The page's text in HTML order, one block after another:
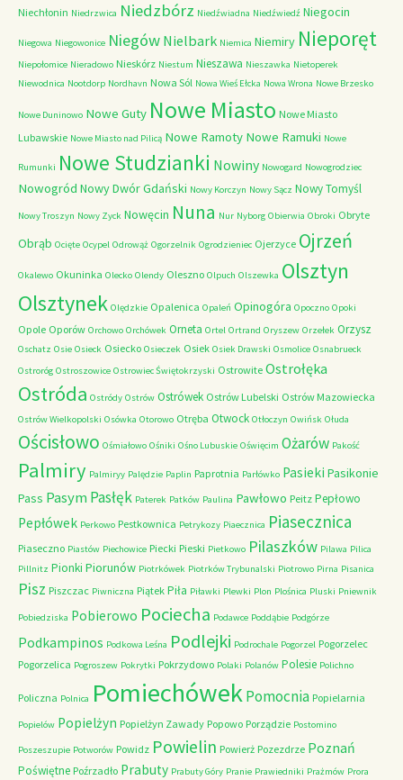
Niechłonin Niedrzwica Niedzbórz Niedźwiadna Niedźwiedź Niegocin
Niegowa Niegowonice Niegów Nielbark Niemica Niemiry Nieporęt
Niepołomice Nieradowo Nieskórz Niestum Nieszawa Nieszawka Nietoperek
Niewodnica Nootdorp Nordhavn Nowa Sól Nowa Wieś Ełcka Nowa Wrona Nowe Brzesko
Nowe Duninowo Nowe Guty Nowe Miasto Nowe Miasto
Lubawskie Nowe Miasto nad Pilicą Nowe Ramoty Nowe Ramuki Nowe
Rumunki Nowe Studzianki Nowiny Nowogard Nowogrodziec
Nowogród Nowy Dwór Gdański Nowy Korczyn Nowy Sącz Nowy Tomyśl
Nowy Troszyn Nowy Zyck Nowęcin Nuna Nur Nyborg Obierwia Obroki Obryte
Obrąb Ocięte Ocypel Odrowąż Ogorzelnik Ogrodzieniec Ojerzyce Ojrzeń
Okalewo Okuninka Olecko Olendy Oleszno Olpuch Olszewka Olsztyn
Olsztynek Olędzkie Opalenica Opaleń Opinogóra Opoczno Opoki
Opole Oporów Orchowo Orchówek Orneta Ortel Ortrand Oryszew Orzełek Orzysz
Oschatz Osie Osieck Osiecko Osieczek Osiek Osiek Drawski Osmolice Osnabrueck
Ostroróg Ostroszowice Ostrowiec Świętokrzyski Ostrowite Ostrołęka
Ostróda Ostródy Ostrów Ostrówek Ostrów Lubelski Ostrów Mazowiecka
Ostrów Wielkopolski Osówka Otorowo Otręba Otwock Otłoczyn Owińsk Ołuda
Ościsłowo Ośmiałowo Ośniki Ośno Lubuskie Oświęcim Ożarów Pakość
Palmiry Palmiryy Palędzie Paplin Paprotnia Parłówko Pasieki Pasikonie
Pass PasymPasłęk Paterek Patków Paulina Pawłowo Peitz Pepłowo
Pepłówek Perkowo Pestkownica Petrykozy Piaecznica Piasecznica
Piaseczno Piastów Piechowice Piecki Pieski Pietkowo Pilaszków Pilawa Pilica
Pillnitz Pionki Piorunów Piotrkówek Piotrków Trybunalski Piotrowo Pirna Pisanica
Pisz Piszczac Piwniczna Piątek Piła Piławki Plewki Plon Plośnica Pluski Pniewnik
Pobiedziska Pobierowo Pociecha Podawce Poddąbie Podgórze
Podkampinos Podkowa Leśna Podlejki Podrochale Pogorzel Pogorzelec
Pogorzelica Pogroszew Pokrytki Pokrzydowo Polaki Polanów Polesie Polichno
Policzna Polnica PomiechówekPomocnia Popielarnia
Popielów Popielżyn Popielżyn Zawady Popowo Porządzie Postomino
Poszeszupie Potworów Powidz Powielin Powierż Pozezdrze Poznań
Poświętne Poźrzadło Prabuty Prabuty Góry Pranie Prawiedniki Prażmów Prora